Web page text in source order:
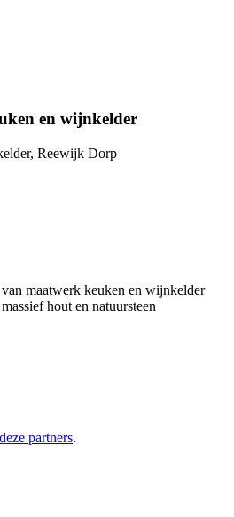
en wijnkelder
Reewijk Dorp
maatwerk keuken en wijnkelder
hout en natuursteen
deze partners.